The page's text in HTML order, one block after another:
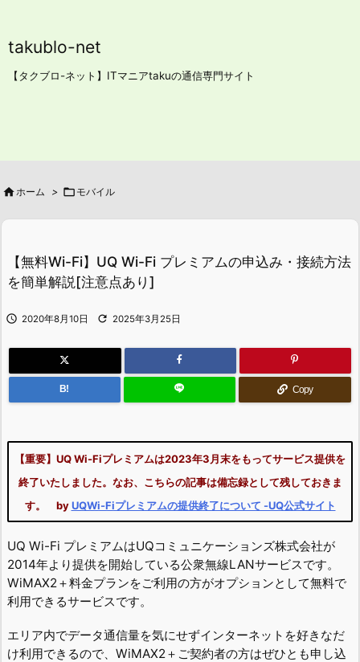
takublo-net
【タクブロ-ネット】ITマニアtakuの通信専門サイト
ホーム >  モバイル
【無料Wi-Fi】UQ Wi-Fi プレミアムの申込み・接続方法
を簡単解説[注意点あり]
 2020年8月10日  2025年3月25日
B! Copy
【重要】UQ Wi-Fiプレミアムは2023年3月末をもってサービス提供を
終了いたしました。なお、こちらの記事は備忘録として残しておきま
す。 byUQWi-Fiプレミアムの提供終了について -UQ公式サイト
UQ Wi-Fi プレミアムはUQコミュニケーションズ株式会社が
2014年より提供を開始している公衆無線LANサービスです。
WiMAX2＋料金プランをご利用の方がオプションとして無料で
利用できるサービスです。
エリア内でデータ通信量を気にせずインターネットを好きなだ
け利用できるので、WiMAX2＋ご契約者の方はぜひとも申し込